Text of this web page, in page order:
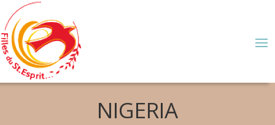
NIGERIA